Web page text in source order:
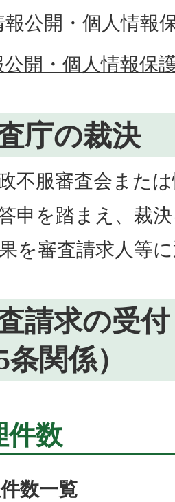
報公開・個人情報
開・個人情報保
庁の裁決
不服審査会また
申を踏まえ、裁
を審査請求人等
査請求の受
条関係）
件数
数一覧